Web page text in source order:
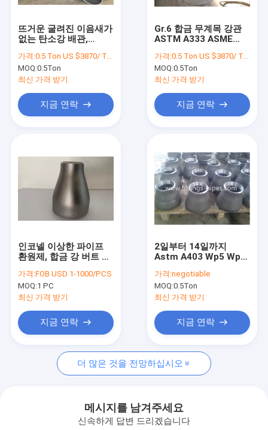
제품
우리에 대하여
공장 여행
인용문을 요구하세요
VR
합금 무계목 강관
무계목 강관
뜨거운 굴려진 이음새가
없는 탄소강 배관,
P9 T9 P91 T91
가격:0.5 Ton US $3870/ Ton；>3 Tons US $2310/ Ton
MOQ:0.5Ton
최신 가격 받기
지금 연락
Gr.6 합금 무계목 강관
ASTM A333 ASME
가격:0.5 Ton US $3870/ Ton；>3 Tons US $2310/ Ton
MOQ:0.5Ton
최신 가격 받기
지금 연락
인코넬 이상한 파이프
환원제, 합금 강 버트 접
가격:FOB USD 1-1000/PCS
MOQ:1 PC
최신 가격 받기
지금 연락
2일부터 14일까지
Astm A403 Wp5 Wp9
맞춤
가격:negotiable
MOQ:0.5Ton
최신 가격 받기
지금 연락
더 많은 것을 전망하십시오
메시지를 남겨주세요
신속하게 답변 드리겠습니다